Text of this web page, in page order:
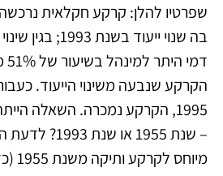
בה שנוי ייעוד
הקרקע שנבעה משינוי הייעוד.
1995, הקרקע נמכרה. השאלה
– שנת 1955 או